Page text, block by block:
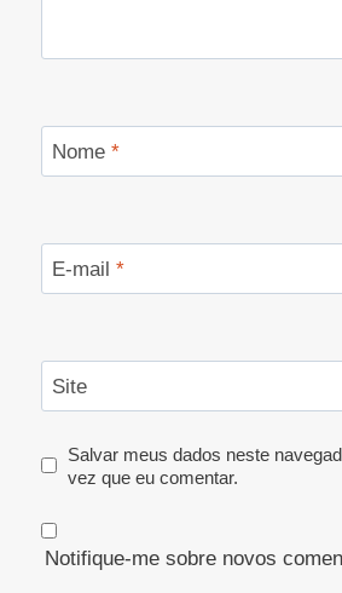
Nome *
E-mail *
Site
Salvar meus dados neste
vez que eu comentar.
Notifique-me sobre novos